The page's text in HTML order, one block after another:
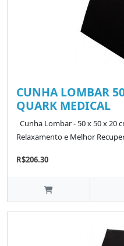
CUNHA LOMBAR
QUARK MEDICAL
Cunha Lombar - 50 x 50 x 20
Relaxamento e Melhor
R$206.30